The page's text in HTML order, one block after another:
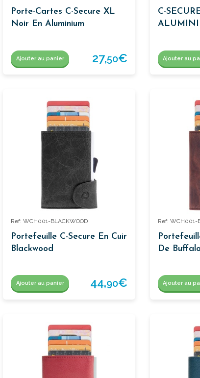
Porte-Cartes C-Secure XL
Noir En Aluminium
Ajouter au panier 27,50€
C-
Ajouter au
Ref: WCH001-BLACKWOOD
Portefeuille C-Secure En Cuir
Blackwood
Ajouter au panier 44,90€
Ref: WCH001-
De Buffalo
Ajouter au